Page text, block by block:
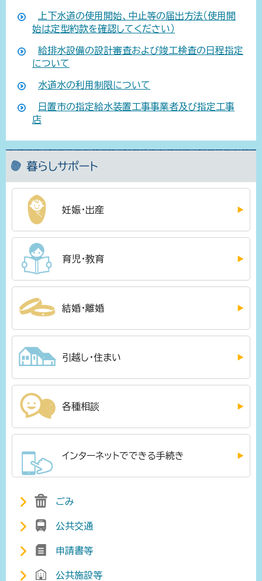
上下水道の使用開始、中止等の届出方法（使用開
始は定型約款を確認してください）
給排水設備の設計審査および竣工検査の日程指定
について
水道水の利用制限について
日置市の指定給水装置工事事業者及び指定工事
店
暮らしサポート
妊娠・出産
育児・教育
結婚・離婚
引越し・住まい
各種相談
インターネットでできる手続き
ごみ
公共交通
申請書等
公共施設等